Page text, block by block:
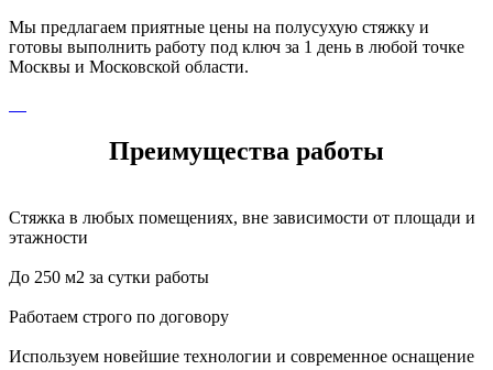
Мы предлагаем приятные цены на полусухую стяжку и
готовы выполнить работу под ключ за 1 день в любой точке
Москвы и Московской области.
Преимущества работы
Стяжка в любых помещениях, вне зависимости от площади и
этажности
До 250 м2 за сутки работы
Работаем строго по договору
Используем новейшие технологии и современное оснащение